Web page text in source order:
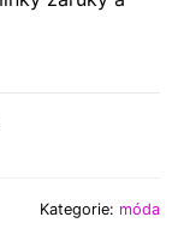
Kategorie: móda